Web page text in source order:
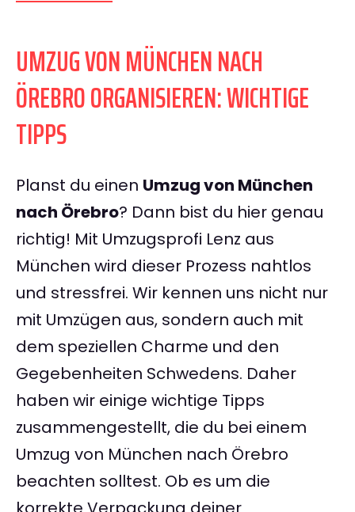
UMZUG VON MÜNCHEN NACH
ÖREBRO ORGANISIEREN: WICHTIGE
TIPPS
Planst du einen Umzug von München
nach Örebro? Dann bist du hier genau
richtig! Mit Umzugsprofi Lenz aus
München wird dieser Prozess nahtlos
und stressfrei. Wir kennen uns nicht nur
mit Umzügen aus, sondern auch mit
dem speziellen Charme und den
Gegebenheiten Schwedens. Daher
haben wir einige wichtige Tipps
zusammengestellt, die du bei einem
Umzug von München nach Örebro
beachten solltest. Ob es um die